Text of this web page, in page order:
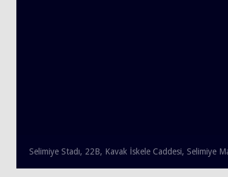
Selimiye Stadı, 22B, Kavak İskele Caddesi, Selimiye